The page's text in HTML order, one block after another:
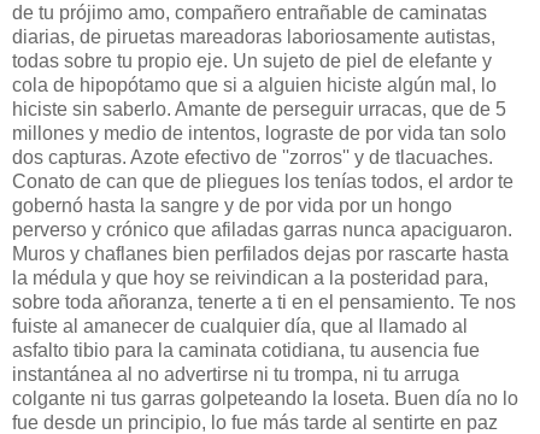
de tu prójimo amo, compañero entrañable de caminatas
diarias, de piruetas mareadoras laboriosamente autistas,
todas sobre tu propio eje. Un sujeto de piel de elefante y
cola de hipopótamo que si a alguien hiciste algún mal, lo
hiciste sin saberlo. Amante de perseguir urracas, que de 5
millones y medio de intentos, lograste de por vida tan solo
dos capturas. Azote efectivo de ''zorros'' y de tlacuaches.
Conato de can que de pliegues los tenías todos, el ardor te
gobernó hasta la sangre y de por vida por un hongo
perverso y crónico que afiladas garras nunca apaciguaron.
Muros y chaflanes bien perfilados dejas por rascarte hasta
la médula y que hoy se reivindican a la posteridad para,
sobre toda añoranza, tenerte a ti en el pensamiento. Te nos
fuiste al amanecer de cualquier día, que al llamado al
asfalto tibio para la caminata cotidiana, tu ausencia fue
instantánea al no advertirse ni tu trompa, ni tu arruga
colgante ni tus garras golpeteando la loseta. Buen día no lo
fue desde un principio, lo fue más tarde al sentirte en paz